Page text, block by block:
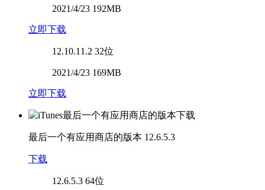
2021/4/23 192MB
立即下载
12.10.11.2 32位
2021/4/23 169MB
立即下载
最后一个有应用商店的版本 12.6.5.3
下载
12.6.5.3 64位